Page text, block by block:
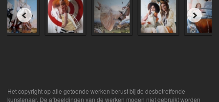
Het copyright op alle getoonde werken berust bij de desbetreffende
kunstenaar. De afbeeldingen van de werken mogen niet gebruikt worden